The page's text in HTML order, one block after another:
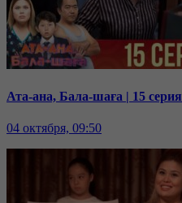
Ата-ана, Бала-шаға | 15 серия
04 октября, 09:50